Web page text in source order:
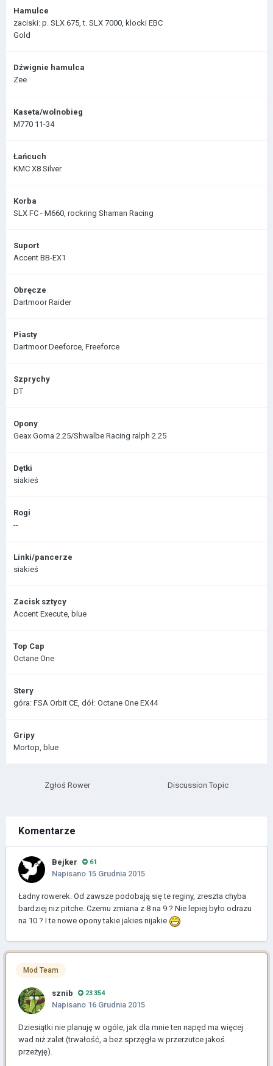
Hamulce
zaciski: p. SLX 675, t. SLX 7000, klocki EBC
Gold
Dźwignie hamulca
Zee
Kaseta/wolnobieg
M770 11-34
Łańcuch
KMC X8 Silver
Korba
SLX FC - M660, rockring Shaman Racing
Suport
Accent BB-EX1
Obręcze
Dartmoor Raider
Piasty
Dartmoor Deeforce, Freeforce
Szprychy
DT
Opony
Geax Goma 2.25/Shwalbe Racing ralph 2.25
Dętki
siakieś
Rogi
--
Linki/pancerze
siakieś
Zacisk sztycy
Accent Execute, blue
Top Cap
Octane One
Stery
góra: FSA Orbit CE, dół: Octane One EX44
Gripy
Mortop, blue
Zgłoś Rower Discussion Topic
Komentarze
Bejker 61
Napisano 15 Grudnia 2015
Ładny rowerek. Od zawsze podobają się te reginy, zreszta chyba
bardziej niz pitche. Czemu zmiana z 8 na 9 ? Nie lepiej było odrazu
na 10 ? I te nowe opony takie jakies nijakie
Mod Team
sznib 23 354
Napisano 16 Grudnia 2015
Dziesiątki nie planuję w ogóle, jak dla mnie ten napęd ma więcej
wad niż zalet (trwałość, a bez sprzęgła w przerzutce jakoś
przeżyję).